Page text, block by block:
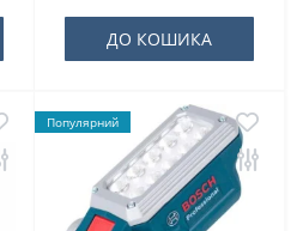
ДО КОШИКА
Популярний